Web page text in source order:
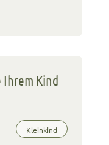
Ihrem Kind
Kleinkind